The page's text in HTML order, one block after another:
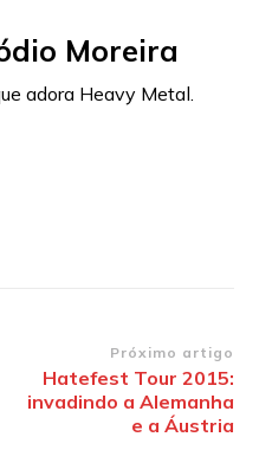
Moreira
adora Heavy Metal.
Próximo artigo
Hatefest Tour 2015:
invadindo a Alemanha
e a Áustria